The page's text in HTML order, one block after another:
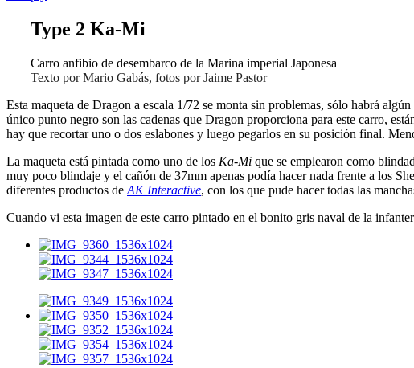
Type 2 Ka-Mi
Carro anfibio de desembarco de la Marina imperial Japonesa
Texto por Mario Gabás, fotos por Jaime Pastor
Esta maqueta de Dragon a escala 1/72 se monta sin problemas, sólo habrá
único punto negro son las cadenas que Dragon proporciona para este carro,
hay que recortar uno o dos eslabones y luego pegarlos en su posición final.
La maqueta está pintada como uno de los Ka-Mi que se emplearon como
muy poco blindaje y el cañón de 37mm apenas podía hacer nada frente a los
diferentes productos de AK Interactive, con los que pude hacer todas las
Cuando vi esta imagen de este carro pintado en el bonito gris naval de la